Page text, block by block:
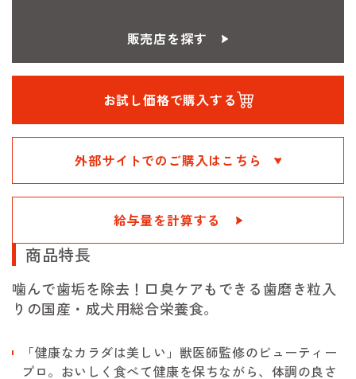
販売店を探す
お試し価格で購入する
外部サイトでのご購入はこちら
給与量を計算する
商品特長
噛んで歯垢を除去！口臭ケアもできる歯磨き粒入
りの国産・成犬用総合栄養食。
「健康なカラダは美しい」獣医師監修のビューティー
プロ。おいしく食べて健康を保ちながら、体調の良さ